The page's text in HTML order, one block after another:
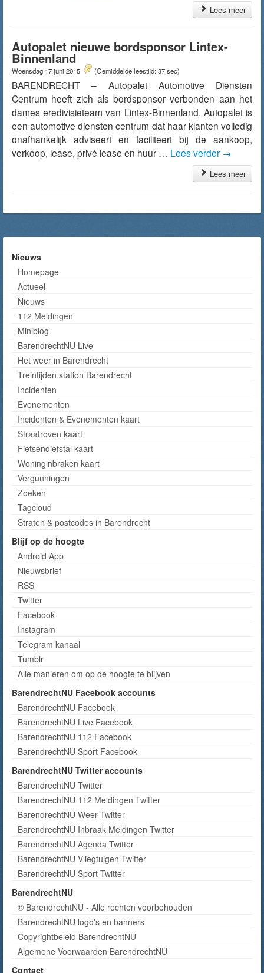
Lees meer
Autopalet nieuwe bordsponsor Lintex-
Binnenland
Woensdag 17 juni 2015 (Gemiddelde leestijd: 37 sec)
BARENDRECHT – Autopalet Automotive Diensten
Centrum heeft zich als bordsponsor verbonden aan het
dames eredivisieteam van Lintex-Binnenland. Autopalet is
een automotive diensten centrum dat haar klanten volledig
onafhankelijk adviseert en faciliteert bij de aankoop,
verkoop, lease, privé lease en huur … Lees verder →
Lees meer
Nieuws
Homepage
Actueel
Nieuws
112 Meldingen
Miniblog
BarendrechtNU Live
Het weer in Barendrecht
Treintijden station Barendrecht
Incidenten
Evenementen
Incidenten & Evenementen kaart
Straatroven kaart
Fietsendiefstal kaart
Woninginbraken kaart
Vergunningen
Zoeken
Tagcloud
Straten & postcodes in Barendrecht
Blijf op de hoogte
Android App
Nieuwsbrief
RSS
Twitter
Facebook
Instagram
Telegram kanaal
Tumblr
Alle manieren om op de hoogte te blijven
BarendrechtNU Facebook accounts
BarendrechtNU Facebook
BarendrechtNU Live Facebook
BarendrechtNU 112 Facebook
BarendrechtNU Sport Facebook
BarendrechtNU Twitter accounts
BarendrechtNU Twitter
BarendrechtNU 112 Meldingen Twitter
BarendrechtNU Weer Twitter
BarendrechtNU Inbraak Meldingen Twitter
BarendrechtNU Agenda Twitter
BarendrechtNU Vliegtuigen Twitter
BarendrechtNU Sport Twitter
BarendrechtNU
© BarendrechtNU - Alle rechten voorbehouden
BarendrechtNU logo's en banners
Copyrightbeleid BarendrechtNU
Algemene Voorwaarden BarendrechtNU
Contact